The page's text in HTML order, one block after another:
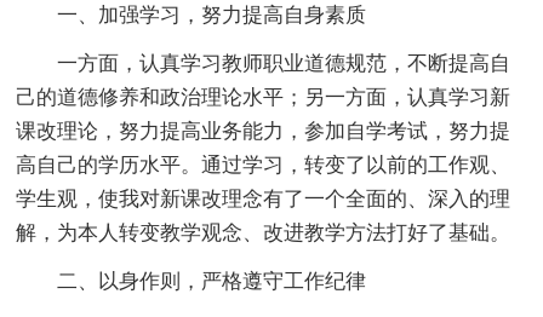
一、加强学习，努力提高自身素质
一方面，认真学习教师职业道德规范，不断提高自
己的道德修养和政治理论水平；另一方面，认真学习新
课改理论，努力提高业务能力，参加自学考试，努力提
高自己的学历水平。通过学习，转变了以前的工作观、
学生观，使我对新课改理念有了一个全面的、深入的理
解，为本人转变教学观念、改进教学方法打好了基础。
二、以身作则，严格遵守工作纪律